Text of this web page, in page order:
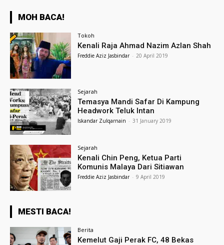
MOH BACA!
Tokoh
Kenali Raja Ahmad Nazim Azlan Shah
Freddie Aziz Jasbindar - 20 April 2019
Sejarah
Temasya Mandi Safar Di Kampung
Headwork Teluk Intan
Iskandar Zulqarnain - 31 January 2019
Sejarah
Kenali Chin Peng, Ketua Parti
Komunis Malaya Dari Sitiawan
Freddie Aziz Jasbindar - 9 April 2019
MESTI BACA!
Berita
Kemelut Gaji Perak FC, 48 Bekas